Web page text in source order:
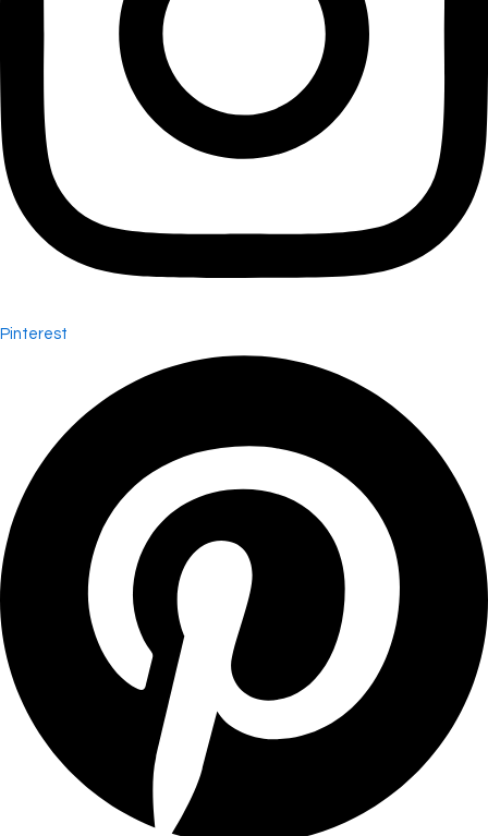
Pinterest